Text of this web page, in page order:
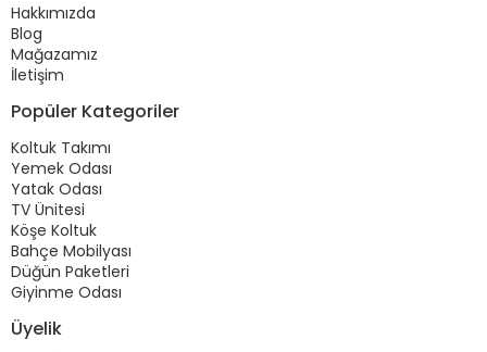
Hakkımızda
Blog
Mağazamız
İletişim
Popüler Kategoriler
Koltuk Takımı
Yemek Odası
Yatak Odası
TV Ünitesi
Köşe Koltuk
Bahçe Mobilyası
Düğün Paketleri
Giyinme Odası
Üyelik